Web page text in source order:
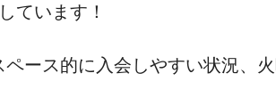
ています！
ース的に入会しやすい状況、